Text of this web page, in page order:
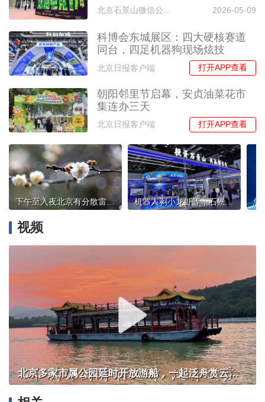
北京石景山微信公众号 2026-05-09
科博会东城展区：四大硬核赛道
同台，四足机器狗现场炫技
北京日报客户端 打开APP查看
朝阳邻里节启幕，安贞油菜花市
集连办三天
北京日报客户端 打开APP查看
下午至入夜北京有分散雷阵雨，山区局地有7级左右阵风和冰雹 机器人剥小龙虾等，石景山区50余项尖端科技成果亮相北京科博会
视频
北京多家市属公园延时开放游船，一起泛舟赏云霞！